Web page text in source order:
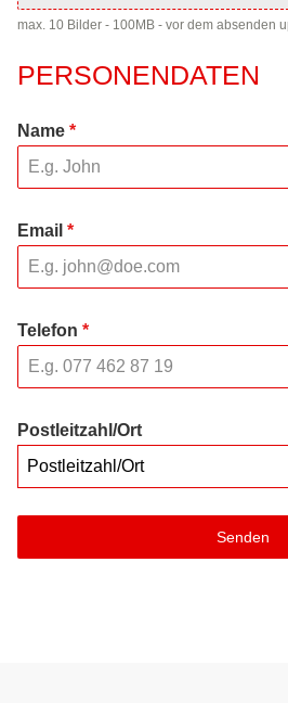
max. 10 Bilder - 100MB - vor dem absenden
PERSONENDATEN
Name *
Email *
Telefon *
Postleitzahl/Ort
Postleitzahl/Ort
Senden